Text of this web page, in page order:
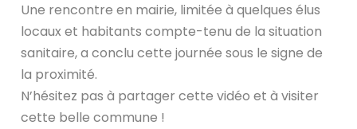
Une rencontre en mairie, limitée à quelques élus
locaux et habitants compte-tenu de la situation
sanitaire, a conclu cette journée sous le signe de
la proximité.
N’hésitez pas à partager cette vidéo et à visiter
cette belle commune !